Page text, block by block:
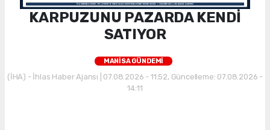
KARPUZUNU PAZARDA KENDİ
SATIYOR
MANİSA GÜNDEMİ
(İHA) - İhlas Haber Ajansı | 07.08.2026 - 11:52, Güncelleme: 07.08.2026 -
14:11